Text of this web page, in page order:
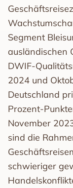
Segment
ausländischen
DWIF-
2024 und
Deutschland
Prozent-
November
sind die
schwieriger